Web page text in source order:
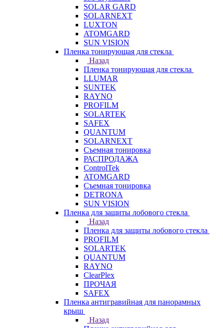
SOLAR GARD
SOLARNEXT
LUXTON
ATOMGARD
SUN VISION
Пленка тонирующая для стекла
Назад
Пленка тонирующая для стекла
LLUMAR
SUNTEK
RAYNO
PROFILM
SOLARTEK
SAFEX
QUANTUM
SOLARNEXT
Съемная тонировка
РАСПРОДАЖА
ControlTek
ATOMGARD
Съемная тонировка
DETRONA
SUN VISION
Пленка для защиты лобового стекла
Назад
Пленка для защиты лобового стекла
PROFILM
SOLARTEK
QUANTUM
RAYNO
ClearPlex
ПРОЧАЯ
SAFEX
Пленка антигравийная для панорамных
крыш
Назад